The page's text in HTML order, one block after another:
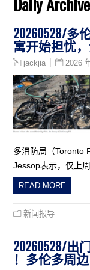
20260528/多
寓开始担忧
jackjia 2026
多消防局（Toronto
Jessop表示，仅上
READ MORE
新闻报导
20260528/出
！多伦多周